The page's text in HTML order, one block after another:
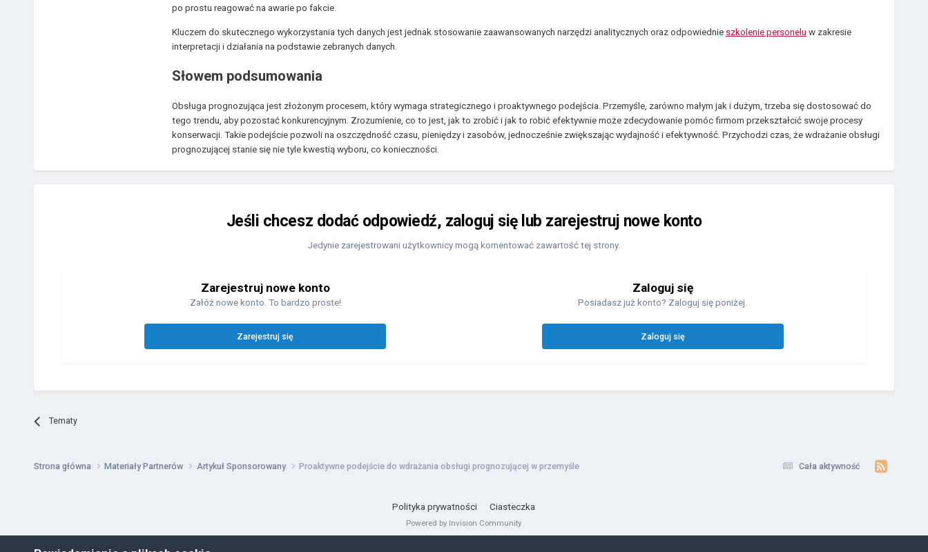
po prostu reagować na awarie po fakcie.
Kluczem do skutecznego wykorzystania tych danych jest jednak stosowanie zaawansowanych narzędzi analitycznych oraz odpowiednie szkolenie personelu w zakresie
interpretacji i działania na podstawie zebranych danych.
Słowem podsumowania
Obsługa prognozująca jest złożonym procesem, który wymaga strategicznego i proaktywnego podejścia. Przemyśle, zarówno małym jak i dużym, trzeba się dostosować do
tego trendu, aby pozostać konkurencyjnym. Zrozumienie, co to jest, jak to zrobić i jak to robić efektywnie może zdecydowanie pomóc firmom przekształcić swoje procesy
konserwacji. Takie podejście pozwoli na oszczędność czasu, pieniędzy i zasobów, jednocześnie zwiększając wydajność i efektywność. Przychodzi czas, że wdrażanie obsługi
prognozującej stanie się nie tyle kwestią wyboru, co konieczności.
Jeśli chcesz dodać odpowiedź, zaloguj się lub zarejestruj nowe konto
Jedynie zarejestrowani użytkownicy mogą komentować zawartość tej strony.
Zarejestruj nowe konto
Załóż nowe konto. To bardzo proste!
Zarejestruj się
Zaloguj się
Posiadasz już konto? Zaloguj się poniżej.
Zaloguj się
Tematy
Cała aktywność
Strona główna Materiały Partnerów Artykuł Sponsorowany Proaktywne podejście do wdrażania obsługi prognozującej w przemyśle
Polityka prywatności Ciasteczka
Powered by Invision Community